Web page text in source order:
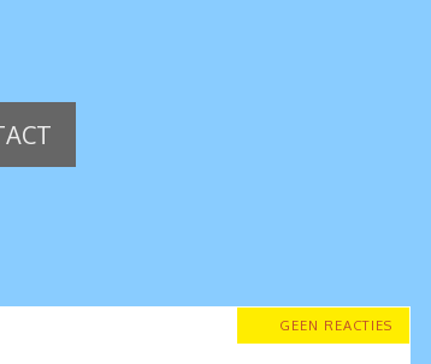
GEEN REACTIES